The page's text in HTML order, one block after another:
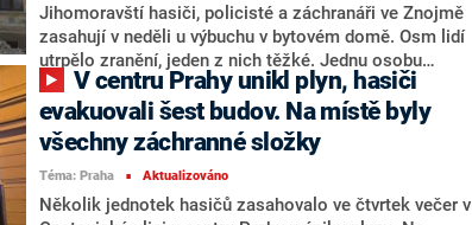
Jihomoravští hasiči, policisté a záchranáři ve Znojmě
zasahují v neděli u výbuchu v bytovém domě. Osm lidí
utrpělo zranění, jeden z nich těžké. Jednu osobu
hasiči vyprošťovali. Velitel zásahu si nechal přivolat i
statika, psi v sutinách nikoho dalšího nenašli. Z Brna
na místo zamířila technika na stabilizaci budov a
vrtulník s leteckými záchranáři. Pravděpodobnou
příčinou byl podle vedení města únik plynu, potvrdil to i
ministr vnitra Vít Rakušan (STAN). Podle
evakuovali šest budov. Na místě byly
všechny záchranné složky
Téma: Praha ■ Aktualizováno
Několik jednotek hasičů zasahovalo ve čtvrtek večer v